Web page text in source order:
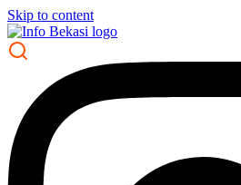
Skip to content